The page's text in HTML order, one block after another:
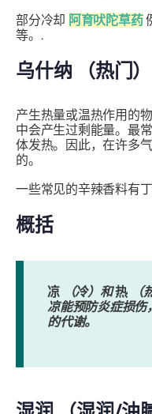
部分冷却 阿育吠陀草药
等。.
乌什纳 （热门）
产生热量或温热作用的
中会产生过剩能量。最
体发热。因此，在许多
的。
一些常见的辛辣香料有
概括
凉（冷）和热（
凉能预防炎症损伤
的代谢。